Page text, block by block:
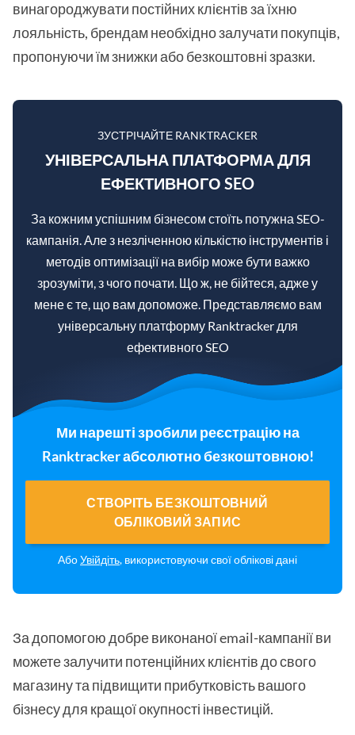
винагороджувати постійних клієнтів за їхню
лояльність, брендам необхідно залучати покупців,
пропонуючи їм знижки або безкоштовні зразки.
ЗУСТРІЧАЙТЕ RANKTRACKER
УНІВЕРСАЛЬНА ПЛАТФОРМА ДЛЯ
ЕФЕКТИВНОГО SEO
За кожним успішним бізнесом стоїть потужна SEO-
кампанія. Але з незліченною кількістю інструментів і
методів оптимізації на вибір може бути важко
зрозуміти, з чого почати. Що ж, не бійтеся, адже у
мене є те, що вам допоможе. Представляємо вам
універсальну платформу Ranktracker для
ефективного SEO
Ми нарешті зробили реєстрацію на
Ranktracker абсолютно безкоштовною!
СТВОРІТЬ БЕЗКОШТОВНИЙ
ОБЛІКОВИЙ ЗАПИС
АбоУвійдіть, використовуючи свої облікові дані
За допомогою добре виконаної email-кампанії ви
можете залучити потенційних клієнтів до свого
магазину та підвищити прибутковість вашого
бізнесу для кращої окупності інвестицій.